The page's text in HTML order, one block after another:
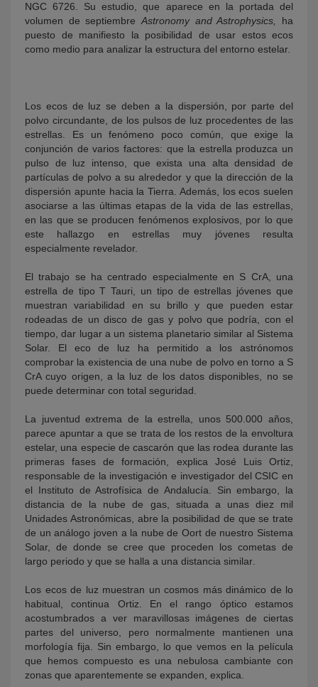
NGC 6726. Su estudio, que aparece en la portada del
volumen de septiembre Astronomy and Astrophysics,
ha
puesto de manifiesto la posibilidad de usar estos ecos
como medio para analizar la estructura del entorno estelar.
Los ecos de luz se deben a la dispersión, por parte del
polvo circundante, de los pulsos de luz procedentes de las
estrellas. Es un fenómeno poco común, que exige la
conjunción de varios factores: que la estrella produzca un
pulso de luz intenso, que exista una alta densidad de
partículas de polvo a su alrededor y que la dirección de la
dispersión apunte hacia la Tierra. Además, los ecos suelen
asociarse a las últimas etapas de la vida de las estrellas,
en las que se producen fenómenos explosivos, por lo que
este hallazgo en estrellas muy jóvenes resulta
especialmente revelador.
El trabajo se ha centrado especialmente en S CrA, una
estrella de tipo T Tauri, un tipo de estrellas jóvenes que
muestran variabilidad en su brillo y que pueden estar
rodeadas de un disco de gas y polvo que podría, con el
tiempo, dar lugar a un sistema planetario similar al Sistema
Solar. El eco de luz ha permitido a los astrónomos
comprobar la existencia de una nube de polvo en torno a S
CrA cuyo origen, a la luz de los datos disponibles, no se
puede determinar con total seguridad.
La juventud extrema de la estrella, unos 500.000 años,
parece apuntar a que se trata de los restos de la envoltura
estelar, una especie de cascarón que las rodea durante las
primeras fases de formación, explica José Luis Ortiz,
responsable de la investigación e investigador del CSIC en
el Instituto de Astrofísica de Andalucía. Sin embargo, la
distancia de la nube de gas, situada a unas diez mil
Unidades Astronómicas, abre la posibilidad de que se trate
de un análogo joven a la nube de Oort de nuestro Sistema
Solar, de donde se cree que proceden los cometas de
largo periodo y que se halla a una distancia similar.
Los ecos de luz muestran un cosmos más dinámico de lo
habitual, continua Ortiz. En el rango óptico estamos
acostumbrados a ver maravillosas imágenes de ciertas
partes del universo, pero normalmente mantienen una
morfología fija. Sin embargo, lo que vemos en la película
que hemos compuesto es una nebulosa cambiante con
zonas que aparentemente se expanden, explica.